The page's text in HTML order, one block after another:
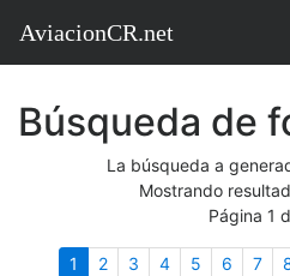
AviacionCR.net
Búsqueda de
La búsqueda a
Mostrando
Página 1
1 (actual)
2 3 4 5 6 7